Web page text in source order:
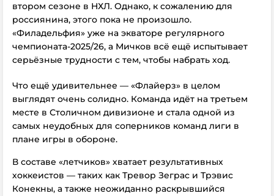
втором сезоне в НХЛ. Однако, к сожалению для
россиянина, этого пока не произошло.
«Филадельфия» уже на экваторе регулярного
чемпионата-2025/26, а Мичков всё ещё испытывает
серьёзные трудности с тем, чтобы набрать ход.
Что ещё удивительнее — «Флайерз» в целом
выглядят очень солидно. Команда идёт на третьем
месте в Столичном дивизионе и стала одной из
самых неудобных для соперников команд лиги в
плане игры в обороне.
В составе «летчиков» хватает результативных
хоккеистов — таких как Тревор Зеграс и Трэвис
Конекны, а также неожиданно раскрывшийся